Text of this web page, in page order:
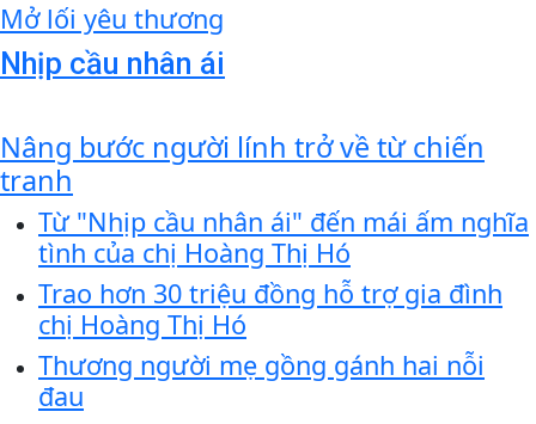
Mở lối yêu thương
Nhịp cầu nhân ái
Nâng bước người lính trở về từ chiến
tranh
Từ "Nhịp cầu nhân ái" đến mái ấm nghĩa
tình của chị Hoàng Thị Hó
Trao hơn 30 triệu đồng hỗ trợ gia đình
chị Hoàng Thị Hó
Thương người mẹ gồng gánh hai nỗi
đau